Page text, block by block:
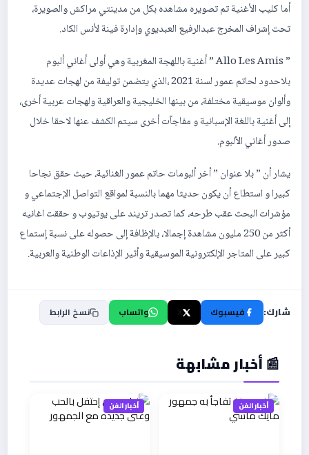
أما كليب الأغنية تم تصويره مشاهده بكل من مدينتي مراكش والصويرة،
تحت إشراف المخرج عبدالرفيع العبديوي وإدارة فينة لأنس الكاد.
” Allo Les Amis ” أغنية باللهجة المغربية وهي أولى أغاني ألبوم
بلاحدود لحاتم عمور لسنة 2021 ،الذي يتضمن توليفة من لهجات عديدة
وألوان موسيقية مختلفة، من بينها الخليجية والعراقية ولهجات عربية أخرى،
إلى أغنية باللغة الإسبانية و مفاجآت أخرى سيتم الكشف عنها لاحقا خلال
صدور أغاني الألبوم.
يشار أن ” بلا عنوان ” أخر ألبومات حاتم عمور الغنائية، حيث حقق نجاحا
كبيرا و استطاع أن يكون حديثا مهما بالنسبة لمواقع التواصل الإجتماعي و
مؤشرات البحث عقب طرحه، كما تصدر تريند على يوتيوب و حققت اغانيه
أكثر من 250 مليون مشاهدة إجمالا، بالإظافة إلى حصوله على نسبة إستماع
كبير على المتاجر الإلكترونية الموسيقية وأثير الإذاعات الوطنية والعربية.
شارك: فيسبوك واتساب نسخ الرابط
📰 أخبار مشابهة
أخبار الفن أخبار الفن